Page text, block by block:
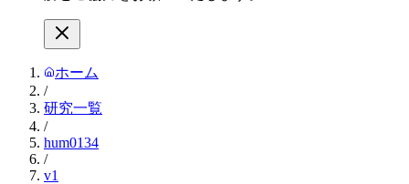
ホーム
/
研究一覧
/
hum0134
/
v1